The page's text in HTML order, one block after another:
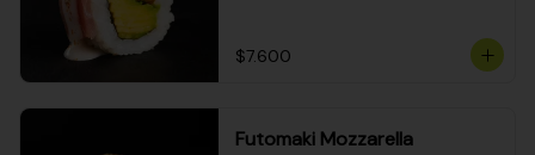
$7.600
Futomaki Mozzarella